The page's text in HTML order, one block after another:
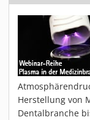
Herstellung von
Dentalbranche